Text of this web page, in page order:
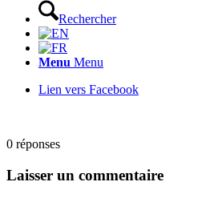
Rechercher
Menu Menu
Lien vers Facebook
0 réponses
Laisser un commentaire